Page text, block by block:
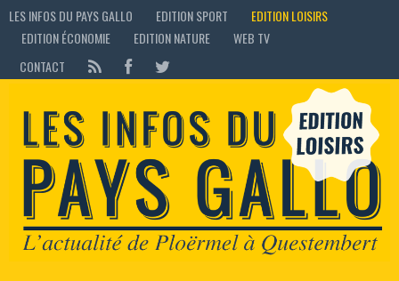
LES INFOS DU PAYS GALLO EDITION SPORT
EDITION LOISIRS
EDITION ÉCONOMIE
EDITION NATURE
WEB TV
CONTACT